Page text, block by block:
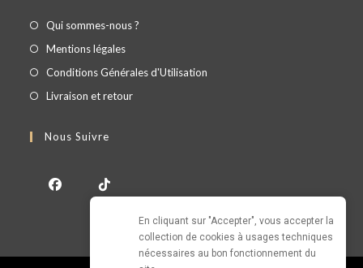
Qui sommes-nous ?
Mentions légales
Conditions Générales d'Utilisation
Livraison et retour
Nous Suivre
En cliquant sur "Accepter", vous accepter la
collection de cookies à usages techniques
nécessaires au bon fonctionnement du